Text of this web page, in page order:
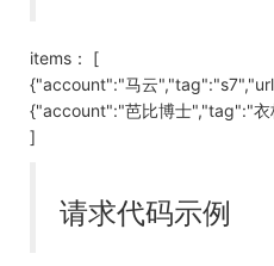
items： [
{"account":"马云
{"account":"芭比博士","tag":"
]
请求代码示例